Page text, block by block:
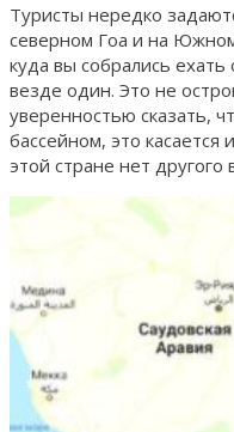
Туристы нередко
северном Гоа и на
куда вы собрались
везде один. Это не
уверенностью сказать,
бассейном, это
этой стране нет другого